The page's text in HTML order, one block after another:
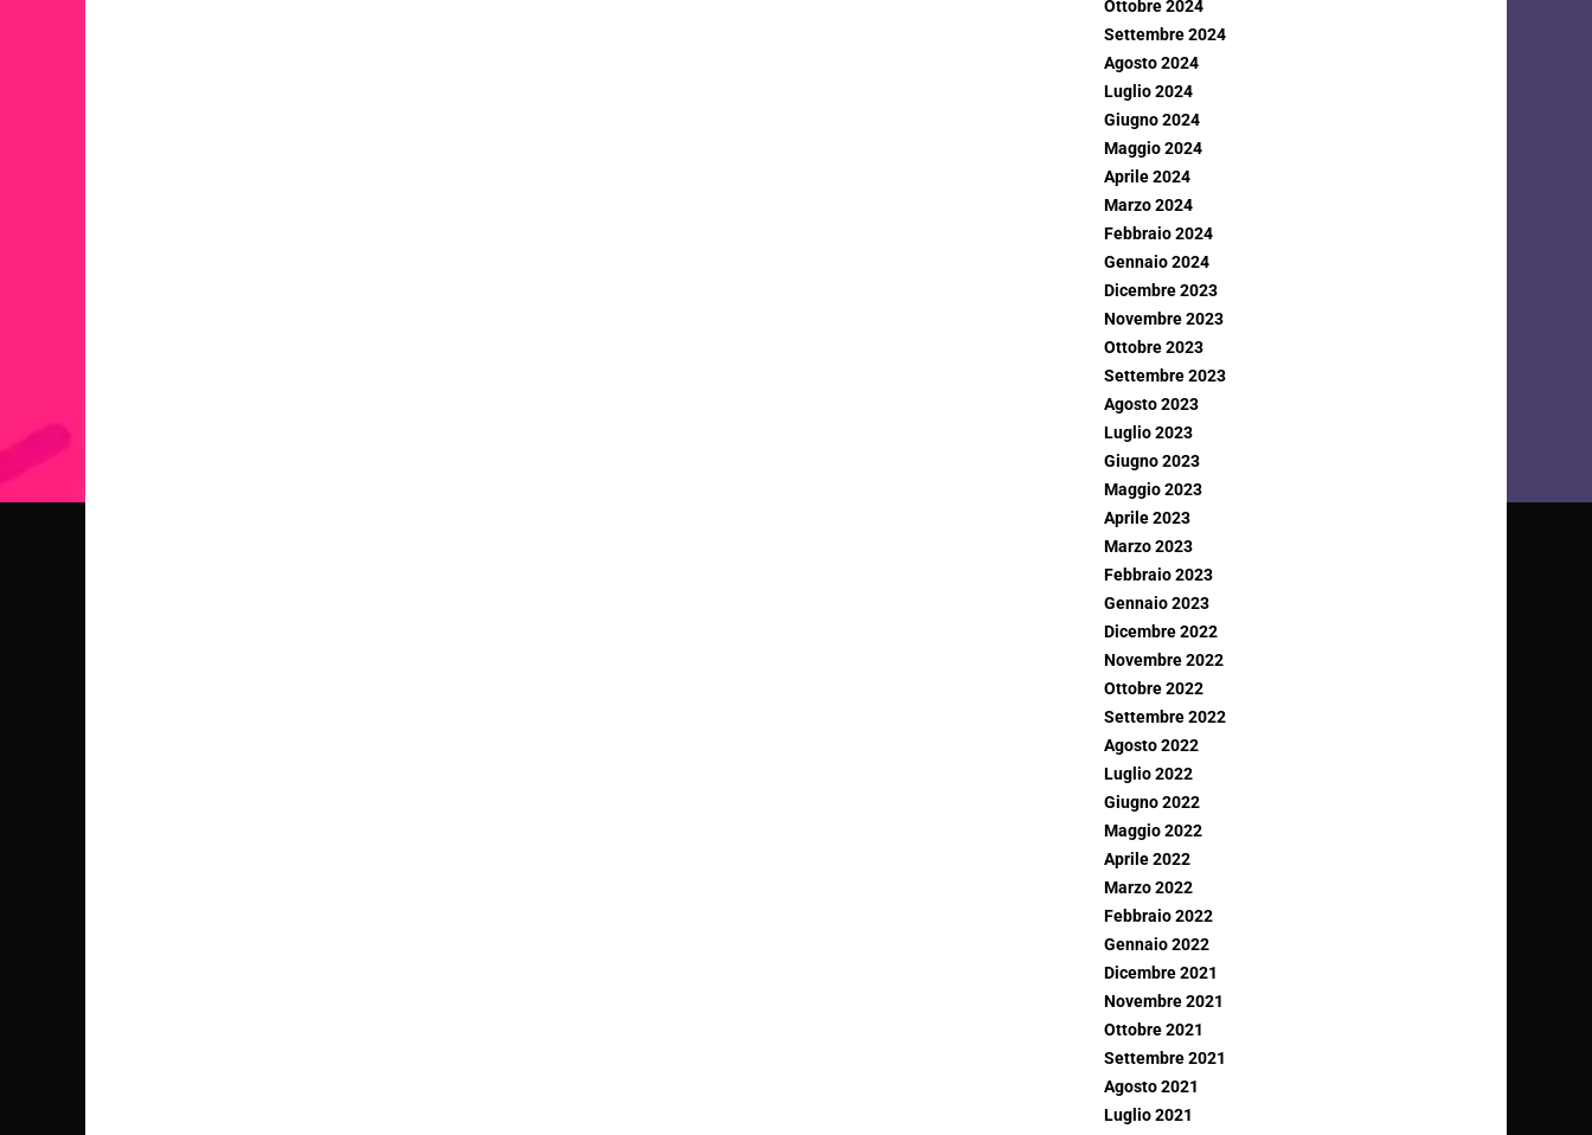
Ottobre 2024
Settembre 2024
Agosto 2024
Luglio 2024
Giugno 2024
Maggio 2024
Aprile 2024
Marzo 2024
Febbraio 2024
Gennaio 2024
Dicembre 2023
Novembre 2023
Ottobre 2023
Settembre 2023
Agosto 2023
Luglio 2023
Giugno 2023
Maggio 2023
Aprile 2023
Marzo 2023
Febbraio 2023
Gennaio 2023
Dicembre 2022
Novembre 2022
Ottobre 2022
Settembre 2022
Agosto 2022
Luglio 2022
Giugno 2022
Maggio 2022
Aprile 2022
Marzo 2022
Febbraio 2022
Gennaio 2022
Dicembre 2021
Novembre 2021
Ottobre 2021
Settembre 2021
Agosto 2021
Luglio 2021